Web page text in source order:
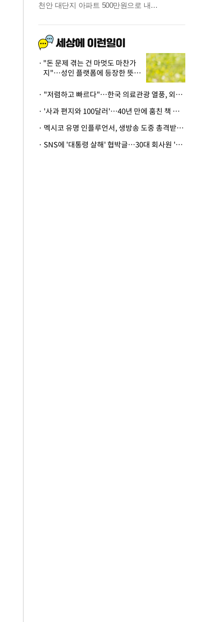
"돈 문제 겪는 건 마멋도 마찬가
지"…성인 플랫폼에 등장한 뜻밖
· "저렴하고 빠르다"…한국 의료관광 열풍, 외신도 주목
· '사과 편지와 100달러'…40년 만에 훔친 책 돌려준 美 절도범
· 멕시코 유명 인플루언서, 생방송 도중 총격받아 사망
· SNS에 '대통령 살해' 협박글…30대 회사원 '불구속 송치'